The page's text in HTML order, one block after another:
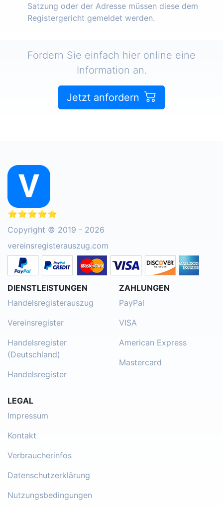
Satzung oder der Adresse müssen diese dem
Registergericht gemeldet werden.
Fordern Sie einfach hier online eine
Information an.
Jetzt anfordern
⭐⭐⭐⭐⭐
Copyright © 2019 - 2026
vereinsregisterauszug.com
DIENSTLEISTUNGEN
Handelsregisterauszug
Vereinsregister
Handelsregister
(Deutschland)
Handelsregister
ZAHLUNGEN
PayPal
VISA
American Express
Mastercard
LEGAL
Impressum
Kontakt
Verbraucherinfos
Datenschutzerklärung
Nutzungsbedingungen